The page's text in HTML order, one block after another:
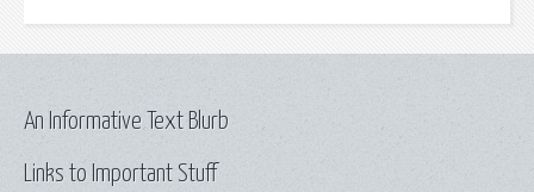
Links to Important Stuff
An Informative Text Blurb